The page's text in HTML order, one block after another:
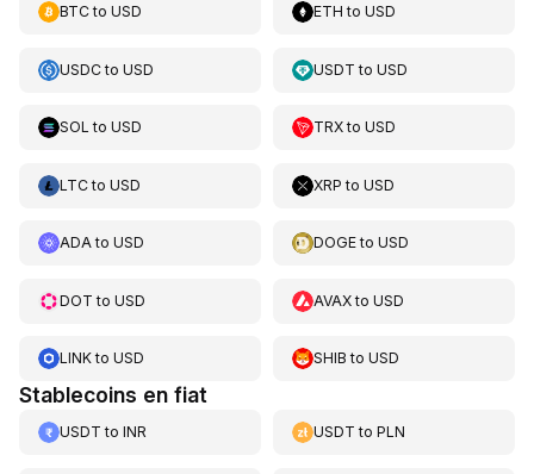
BTCto USD ETH toUSD
USDCto USD USDT toUSD
SOL to USD TRXtoUSD
LTCto USD XRP toUSD
ADAto USD DOGEtoUSD
DOT to USD AVAXtoUSD
LINKto USD SHIB toUSD
Stablecoins en fiat
USDT to INR USDT toPLN